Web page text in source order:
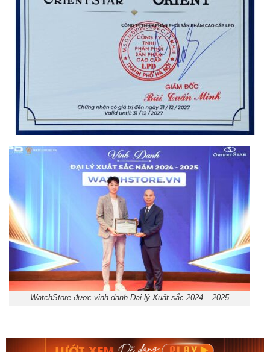
WatchStore được vinh danh Đại lý Xuất sắc 2024 – 2025
Mua ngay Mua ngay